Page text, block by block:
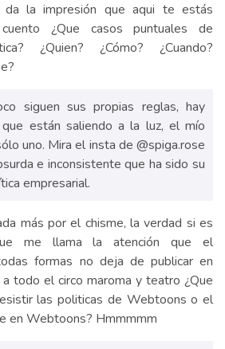
la impresión que aqui te estás
¿Que casos puntuales de
¿Quien? ¿Cómo? ¿Cuando?
siguen sus propias reglas, hay
están saliendo a la luz, el mío
uno. Mira el insta de @spiga.rose
e inconsistente que ha sido su
empresarial.
más por el chisme, la verdad si es
me llama la atención que el
formas no deja de publicar en
todo el circo maroma y teatro ¿Que
las politicas de Webtoons o el
en Webtoons? Hmmmmm